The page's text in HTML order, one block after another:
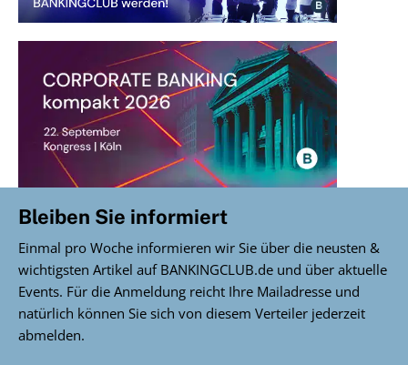
Bleiben Sie informiert
Einmal pro Woche informieren wir Sie über die neusten &
wichtigsten Artikel auf BANKINGCLUB.de und über aktuelle
Events. Für die Anmeldung reicht Ihre Mailadresse und
natürlich können Sie sich von diesem Verteiler jederzeit
abmelden.